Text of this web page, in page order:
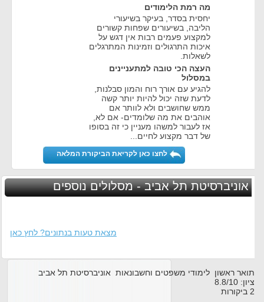
מה רמת הלימודים
יחסית בסדר, בעיקר בשיעורי
הליבה, בשיעורים שפחות קשורים
למקצוע פעמים רבות אין דגש על
איכות התרגולים וזמינות המתרגלים
לשאלות.
העצה הכי טובה למתעניינים
במסלול
להגיע עם אורך רוח והמון סבלנות,
לדעת שזה יכול להיות יותר קשה
ממש שחושבים ולא לוותר אם
אוהבים את מה שלומדים- אם לא,
אז לעבור למשהו מעניין כי זה בסופו
של דבר מקצוע לחיים...
לחצו כאן לקריאת הביקורת המלאה
אוניברסיטת תל אביב - מסלולים נוספים
מצאת טעות בנתונים? לחץ כאן
תואר ראשון לימודי משפטים וחשבונאות אוניברסיטת תל אביב
ציון:
8.8/10
2 ביקורות